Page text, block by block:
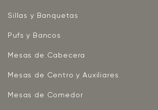
Sillas y Banquetas
Pufs y Bancos
Mesas de Cabecera
Mesas de Centro y Auxiliares
Mesas de Comedor